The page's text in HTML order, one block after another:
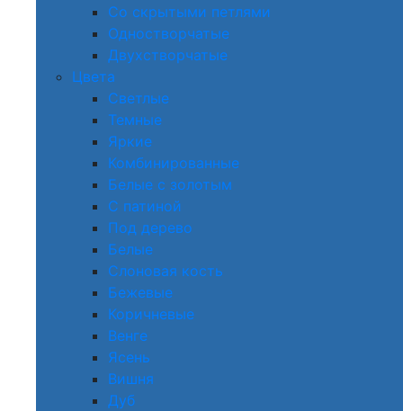
Со скрытыми петлями
Одностворчатые
Двухстворчатые
Цвета
Светлые
Темные
Яркие
Комбинированные
Белые с золотым
С патиной
Под дерево
Белые
Слоновая кость
Бежевые
Коричневые
Венге
Ясень
Вишня
Дуб